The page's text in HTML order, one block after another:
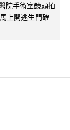
院手術室鏡頭拍
上開逃生門確